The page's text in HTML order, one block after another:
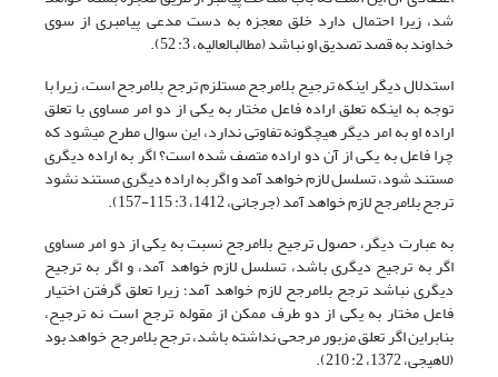
شد، زیرا احتمال دارد خلق معجزه به دست مدعی پیامبری از سوی
خداوند به قصد تصدیق او نباشد (مطالب‏العالیه، 3: 52).
استدلال دیگر این‎که ترجیح بلامرجح مستلزم ترجح بلامرجح است، زیرا با
توجه به این‎که تعلق اراده فاعل مختار به یکی از دو امر مساوی با تعلق
اراده او به امر دیگر هیچ‎گونه تفاوتی ندارد، این سوال مطرح می‎شود که
چرا فاعل به یکی از آن دو اراده متصف شده است؟ اگر به اراده دیگری
مستند شود، تسلسل لازم خواهد آمد و اگر به اراده دیگری مستند نشود
ترجح بلامرجح لازم خواهد آمد (جرجانی، 1412، 3: 115-157).
به عبارت دیگر، حصول ترجیح بلامرجح نسبت به یکی از دو امر مساوی
اگر به ترجیح دیگری باشد، تسلسل لازم خواهد آمد، و اگر به ترجیح
دیگری نباشد ترجح بلامرجح لازم خواهد آمد؛ زیرا تعلق گرفتن اختیار
فاعل مختار به یکی از دو طرف ممکن از مقوله ترجح است نه ترجیح،
بنابراین اگر تعلق مزبور مرجحی نداشته باشد، ترجح بلامرجح خواهد بود
(لاهیجی، 1372، 2: 210).